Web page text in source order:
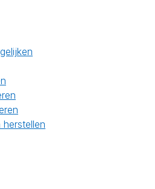
herstellen